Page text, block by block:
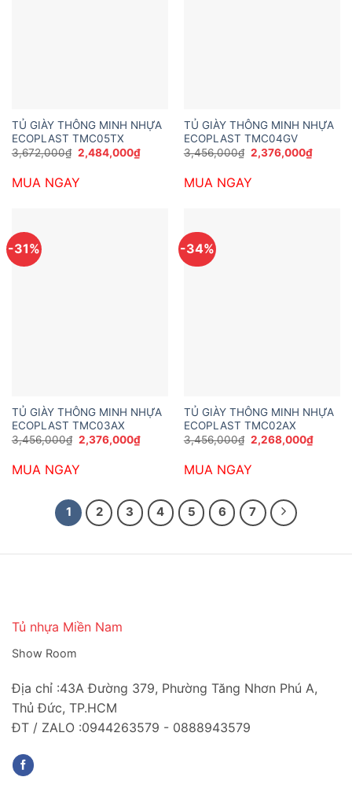
TỦ GIÀY THÔNG MINH NHỰA
ECOPLAST TMC05TX
3,672,000₫ Giá
gốc
3,672,000₫.
2,484,000₫Giá
hiện
MUA NGAY
TỦ GIÀY THÔNG MINH NHỰA
ECOPLAST TMC04GV
3,456,000₫ Giá
gốc
3,456,000₫.
2,376,000₫Giá
hiện
MUA NGAY
-31%
TỦ GIÀY THÔNG MINH NHỰA
ECOPLAST TMC03AX
3,456,000₫ Giá
gốc
3,456,000₫.
2,376,000₫Giá
hiện
MUA NGAY
-34%
TỦ GIÀY THÔNG MINH NHỰA
ECOPLAST TMC02AX
3,456,000₫ Giá
gốc
3,456,000₫.
2,268,000₫Giá
hiện
MUA NGAY
1 2 3 4 5 6 7
Tủ nhựa Miền Nam
Show Room
Địa chỉ :43A Đường 379, Phường Tăng Nhơn Phú A,
Thủ Đức, TP.HCM
ĐT / ZALO :0944263579 - 0888943579